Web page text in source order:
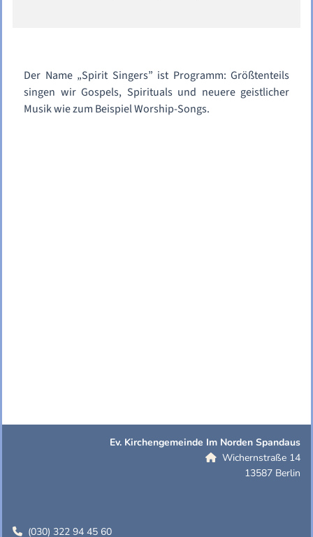
Der Name „Spirit Singers” ist Programm: Größtenteils
singen wir Gospels, Spirituals und neuere geistlicher
Musik wie zum Beispiel Worship-Songs.
Ev. Kirchengemeinde Im Norden Spandaus
 Wichernstraße 14
13587 Berlin
 (030) 322 94 45 60